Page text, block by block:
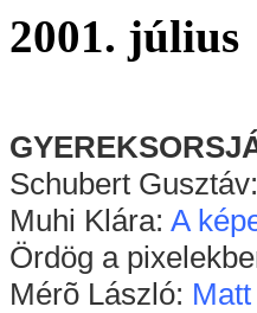
2001. július
Schubert Gusztáv:
Muhi Klára: A
Ördög a
Mérõ László: Matt